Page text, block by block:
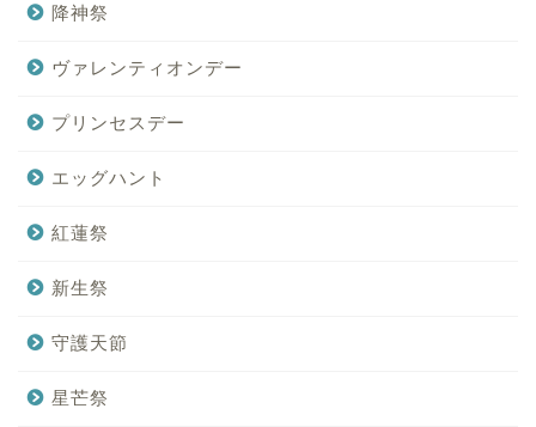
降神祭
ヴァレンティオンデー
プリンセスデー
エッグハント
紅蓮祭
新生祭
守護天節
星芒祭